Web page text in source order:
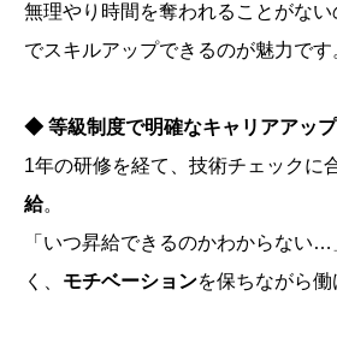
無理やり時間を奪われることがない
でスキルアップできるのが魅力です
◆ 等級制度で明確なキャリアアップ
1年の研修を経て、技術チェックに
給。
「いつ昇給できるのかわからない
く、 モチベーションを保ちながら働